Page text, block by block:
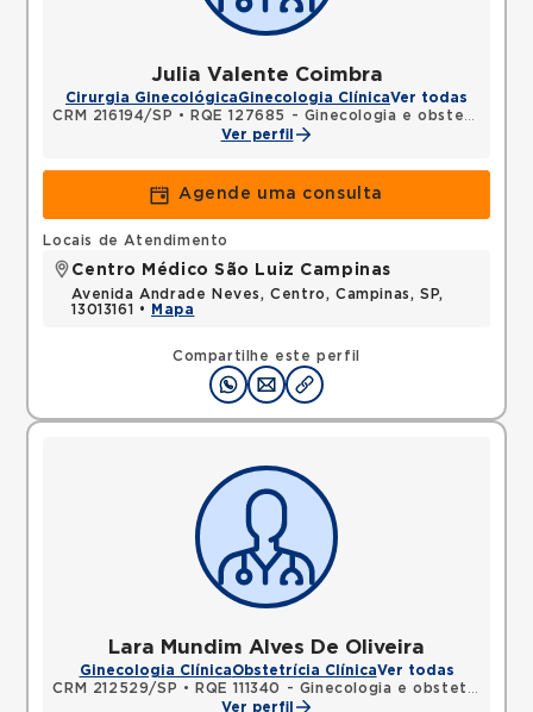
Julia Valente Coimbra
Cirurgia GinecológicaGinecologia ClínicaVer todas
CRM 216194/SP •
RQE 127685 - Ginecologia e obstetrícia
Ver perfil
Agende uma consulta
Compartilhe este perfil
Locais de Atendimento
Centro Médico São Luiz Campinas
Avenida Andrade Neves, Centro, Campinas, SP,
13013161 •
Mapa
Lara Mundim Alves De Oliveira
Ginecologia ClínicaObstetrícia ClínicaVer todas
CRM 212529/SP •
RQE 111340 - Ginecologia e obstetrícia
Ver perfil